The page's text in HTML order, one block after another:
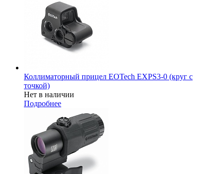
Коллиматорный прицел EOTech EXPS3-0 (круг с
точкой)
Нет в наличии
Подробнее